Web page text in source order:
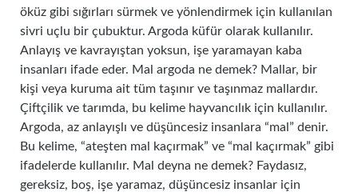
öküz gibi sığırları sürmek ve yönlendirmek için kullanılan
sivri uçlu bir çubuktur. Argoda küfür olarak kullanılır.
Anlayış ve kavrayıştan yoksun, işe yaramayan kaba
insanları ifade eder. Mal argoda ne demek? Mallar, bir
kişi veya kuruma ait tüm taşınır ve taşınmaz mallardır.
Çiftçilik ve tarımda, bu kelime hayvancılık için kullanılır.
Argoda, az anlayışlı ve düşüncesiz insanlara “mal” denir.
Bu kelime, “ateşten mal kaçırmak” ve “mal kaçırmak” gibi
ifadelerde kullanılır. Mal deyna ne demek? Faydasız,
gereksiz, boş, işe yaramaz, düşüncesiz insanlar için